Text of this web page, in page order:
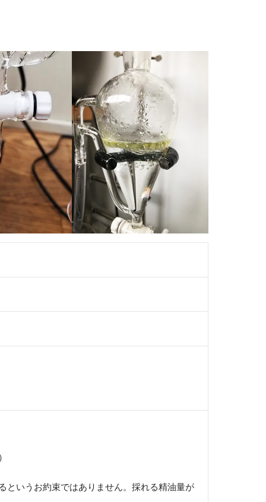
というお約束ではありません。採れる精油量が